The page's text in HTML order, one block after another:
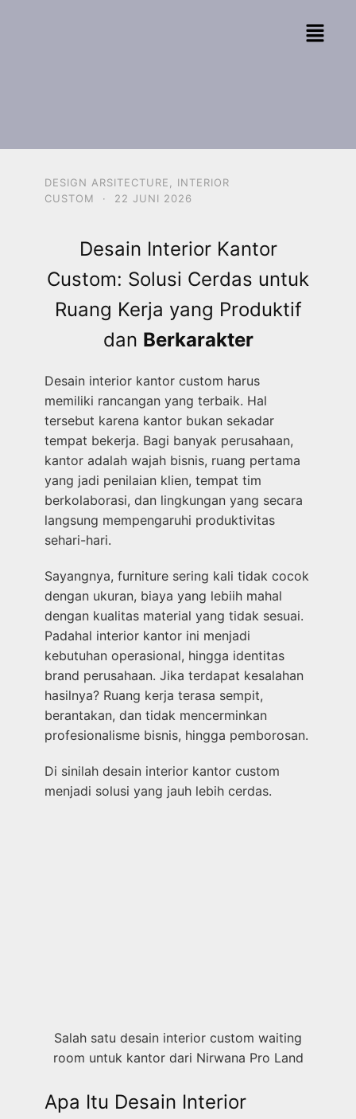
DESIGN ARSITECTURE
INTERIOR
CUSTOM
· 22 JUNI 2026
Desain Interior Kantor
Custom: Solusi Cerdas untuk
Ruang Kerja yang Produktif
dan Berkarakter
Desain interior kantor custom harus
memiliki rancangan yang terbaik. Hal
tersebut karena kantor bukan sekadar
tempat bekerja. Bagi banyak perusahaan,
kantor adalah wajah bisnis, ruang pertama
yang jadi penilaian klien, tempat tim
berkolaborasi, dan lingkungan yang secara
langsung mempengaruhi produktivitas
sehari-hari.
Sayangnya, furniture sering kali tidak cocok
dengan ukuran, biaya yang lebiih mahal
dengan kualitas material yang tidak sesuai.
Padahal interior kantor ini menjadi
kebutuhan operasional, hingga identitas
brand perusahaan. Jika terdapat kesalahan
hasilnya? Ruang kerja terasa sempit,
berantakan, dan tidak mencerminkan
profesionalisme bisnis, hingga pemborosan.
Di sinilah desain interior kantor custom
menjadi solusi yang jauh lebih cerdas.
Salah satu desain interior custom waiting
room untuk kantor dari Nirwana Pro Land
Apa Itu Desain Interior